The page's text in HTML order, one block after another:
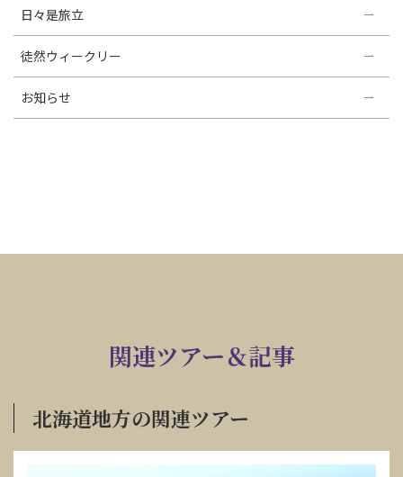
日々是旅立
徒然ウィークリー
お知らせ
関連ツアー＆記事
北海道地方の関連ツアー